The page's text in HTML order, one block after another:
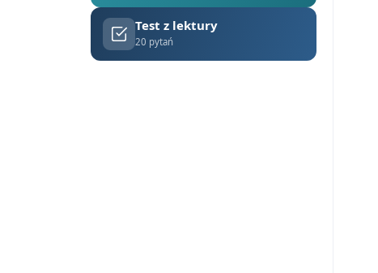
Test z lektury
20 pytań